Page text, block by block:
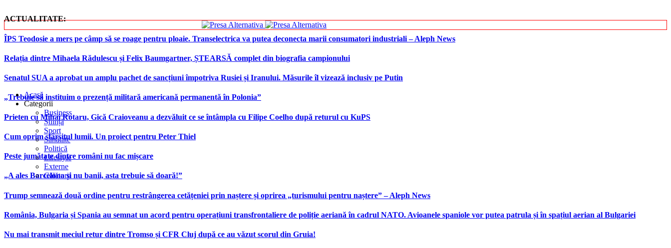
ACTUALITATE:
ÎPS Teodosie a mers pe câmp să se roage pentru ploaie. Transelectrica va putea deconecta marii consumatori industriali – Aleph News
Relația dintre Mihaela Rădulescu și Felix Baumgartner, ȘTEARSĂ complet din biografia campionului
Senatul SUA a aprobat un amplu pachet de sancțiuni împotriva Rusiei și Iranului. Măsurile îl vizează inclusiv pe Putin
„Trebuie să instituim o prezență militară americană permanentă în Polonia”
Prieten cu Mihai Rotaru, Gică Craioveanu a dezvăluit ce se întâmpla cu Filipe Coelho după returul cu KuPS
Cum oprim sfârșitul lumii. Un proiect pentru Peter Thiel
Peste jumătate dintre români nu fac mișcare
„A ales Barcelona și nu banii, asta trebuie să doară!”
Trump semnează două ordine pentru restrângerea cetățeniei prin naștere și oprirea „turismului pentru naștere” – Aleph News
România, Bulgaria și Spania au semnat un acord pentru operațiuni transfrontaliere de poliție aeriană în cadrul NATO. Avioanele spaniole vor putea patrula și în spațiul aerian al Bulgariei
Nu mai transmit meciul retur dintre Tromso și CFR Cluj după ce au văzut scorul din Gruia!
Acasă
Categorii
Business
Știință
Sport
Sănătate
Politică
Lifestyle
Externe
Călătorii